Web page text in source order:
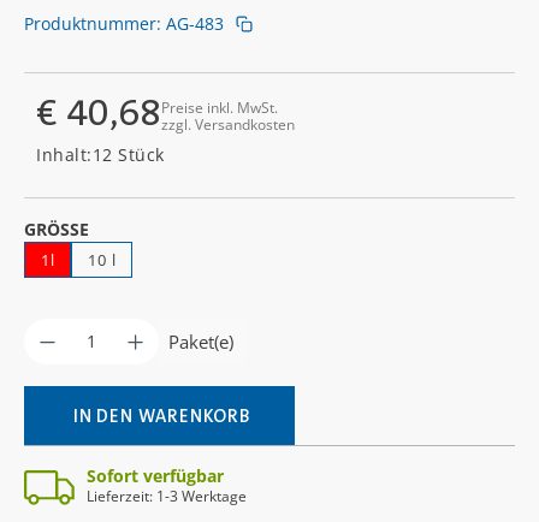
Regulärer Preis:
€ 40,68Preise inkl. MwSt.
zzgl. Versandkosten
Inhalt:12 Stück
GRÖSSE
1l 10 l
Produkt Anzahl: Gib den gewünschten
Paket(e)
IN DEN WARENKORB
Sofort verfügbar
Lieferzeit: 1-3 Werktage
Produktnummer: AG-483